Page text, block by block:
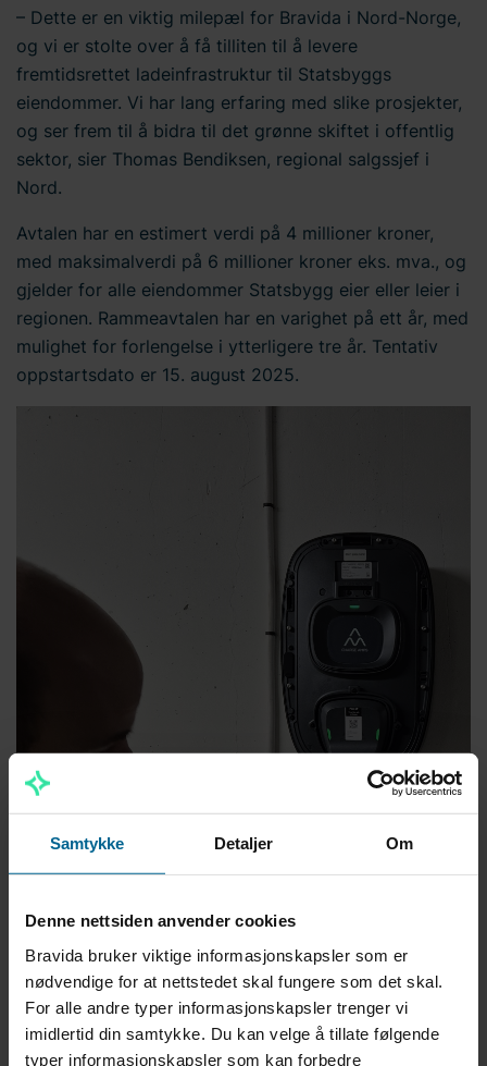
Samtykke Detaljer Om
Denne nettsiden anvender cookies
Bravida bruker viktige informasjonskapsler som er
nødvendige for at nettstedet skal fungere som det skal.
For alle andre typer informasjonskapsler trenger vi
imidlertid din samtykke. Du kan velge å tillate følgende
typer informasjonskapsler som kan forbedre
– Dette er en viktig milepæl for Bravida i Nord-Norge,
og vi er stolte over å få tilliten til å levere
fremtidsrettet ladeinfrastruktur til Statsbyggs
eiendommer. Vi har lang erfaring med slike prosjekter,
og ser frem til å bidra til det grønne skiftet i offentlig
sektor, sier Thomas Bendiksen, regional salgssjef i
Nord.
Avtalen har en estimert verdi på 4 millioner kroner,
med maksimalverdi på 6 millioner kroner eks. mva., og
gjelder for alle eiendommer Statsbygg eier eller leier i
regionen. Rammeavtalen har en varighet på ett år, med
mulighet for forlengelse i ytterligere tre år. Tentativ
oppstartsdato er 15. august 2025.